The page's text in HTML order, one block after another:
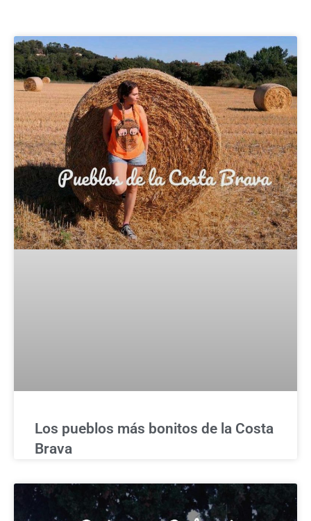
Los pueblos más bonitos de la Costa
Brava